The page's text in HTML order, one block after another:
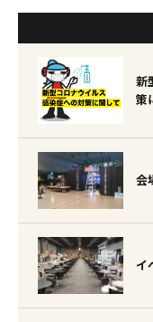
新
策
会
イ